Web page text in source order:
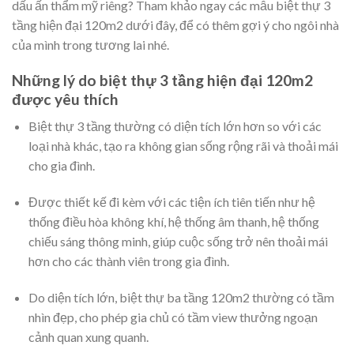
dấu ấn thẩm mỹ riêng? Tham khảo ngay các mẫu biệt thự 3
tầng hiện đại 120m2 dưới đây, để có thêm gợi ý cho ngôi nhà
của mình trong tương lai nhé.
Những lý do biệt thự 3 tầng hiện đại 120m2
được yêu thích
Biệt thự 3 tầng thường có diện tích lớn hơn so với các
loại nhà khác, tạo ra không gian sống rộng rãi và thoải mái
cho gia đình.
Được thiết kế đi kèm với các tiện ích tiên tiến như hệ
thống điều hòa không khí, hệ thống âm thanh, hệ thống
chiếu sáng thông minh, giúp cuộc sống trở nên thoải mái
hơn cho các thành viên trong gia đình.
Do diện tích lớn, biệt thự ba tầng 120m2 thường có tầm
nhìn đẹp, cho phép gia chủ có tầm view thưởng ngoạn
cảnh quan xung quanh.